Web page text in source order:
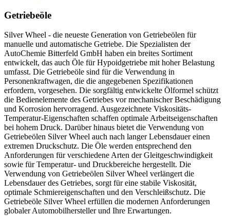
Getriebeöle
Silver Wheel - die neueste Generation von Getriebeölen für
manuelle und automatische Getriebe. Die Spezialisten der
AutoChemie Bitterfeld GmbH haben ein breites Sortiment
entwickelt, das auch Öle für Hypoidgetriebe mit hoher Belastung
umfasst. Die Getriebeöle sind für die Verwendung in
Personenkraftwagen, die die angegebenen Spezifikationen
erfordern, vorgesehen. Die sorgfältig entwickelte Ölformel schützt
die Bedienelemente des Getriebes vor mechanischer Beschädigung
und Korrosion hervorragend. Ausgezeichnete Viskositäts-
Temperatur-Eigenschaften schaffen optimale Arbeitseigenschaften
bei hohem Druck. Darüber hinaus bietet die Verwendung von
Getriebeölen Silver Wheel auch nach langer Lebensdauer einen
extremen Druckschutz. Die Öle werden entsprechend den
Anforderungen für verschiedene Arten der Gleitgeschwindigkeit
sowie für Temperatur- und Druckbereiche hergestellt. Die
Verwendung von Getriebeölen Silver Wheel verlängert die
Lebensdauer des Getriebes, sorgt für eine stabile Viskosität,
optimale Schmiereigenschaften und den Verschleißschutz. Die
Getriebeöle Silver Wheel erfüllen die modernen Anforderungen
globaler Automobilhersteller und Ihre Erwartungen.